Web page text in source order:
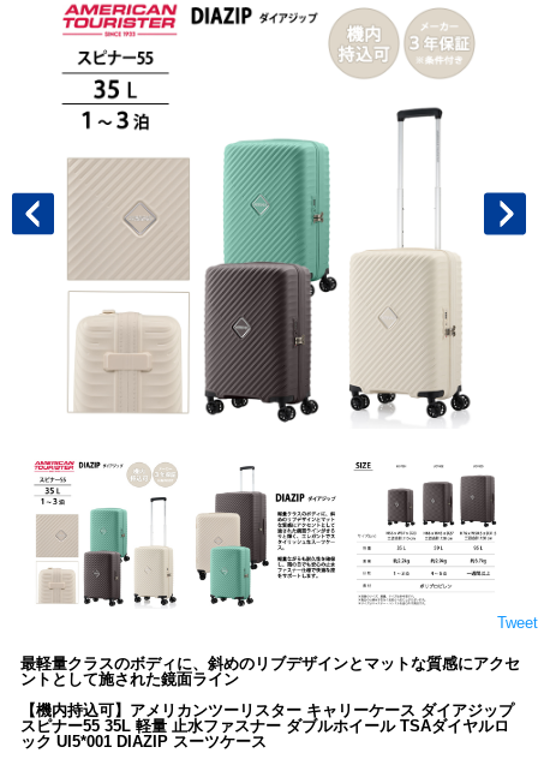
Tweet
最軽量クラスのボディに、斜めのリブデザインとマットな質感にアクセ
ントとして施された鏡面ライン
【機内持込可】アメリカンツーリスター キャリーケース ダイアジップ
スピナー55 35L 軽量 止水ファスナー ダブルホイール TSAダイヤルロ
ック UI5*001 DIAZIP スーツケース